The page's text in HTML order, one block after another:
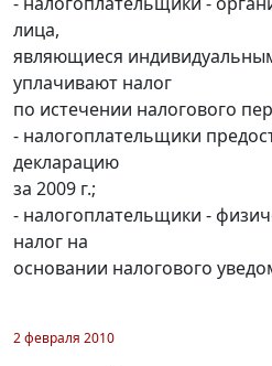
лица,
являющиеся
уплачивают налог
по истечении налогового
- налогоплательщики
декларацию
за 2009 г.;
- налогоплательщики -
налог на
основании налогового
2 февраля 2010